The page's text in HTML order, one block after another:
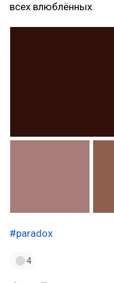
всех влюблённых.
#paradox
4